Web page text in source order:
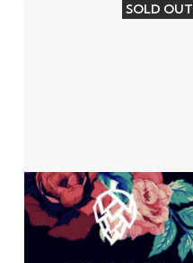
SOLD OUT